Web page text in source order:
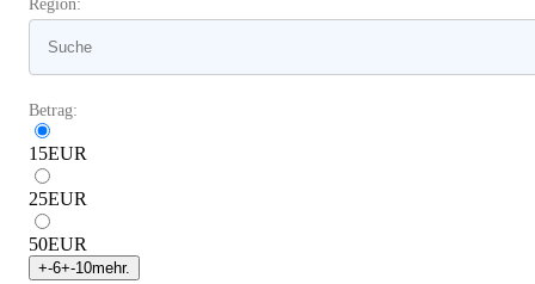
Region:
Betrag:
15EUR
25EUR
50EUR
+-6+-10mehr.